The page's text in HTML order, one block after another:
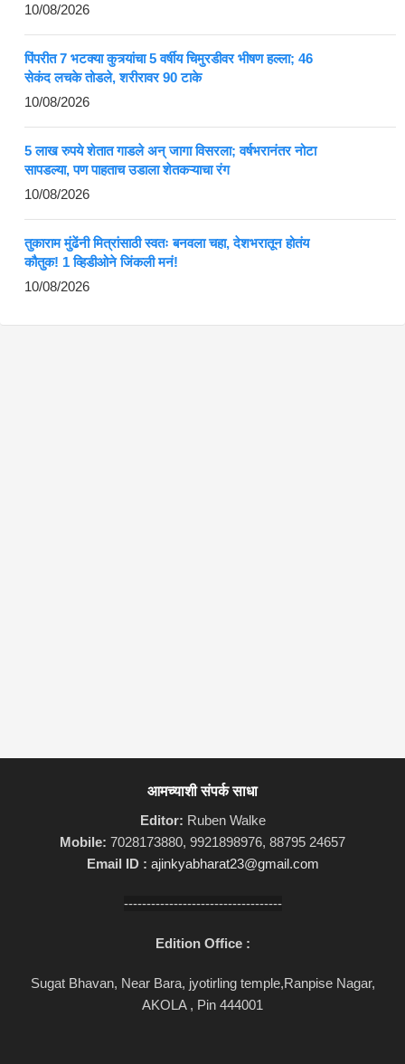
10/08/2026
पिंपरीत 7 भटक्या कुत्र्यांचा 5 वर्षीय चिमुरडीवर भीषण हल्ला; 46
सेकंद लचके तोडले, शरीरावर 90 टाके
10/08/2026
5 लाख रुपये शेतात गाडले अन् जागा विसरला; वर्षभरानंतर नोटा
सापडल्या, पण पाहताच उडाला शेतकऱ्याचा रंग
10/08/2026
तुकाराम मुंढेंनी मित्रांसाठी स्वतः बनवला चहा, देशभरातून होतंय
कौतुक! 1 व्हिडीओने जिंकली मनं!
10/08/2026
आमच्याशी संपर्क साधा
Editor: Ruben Walke
Mobile: 7028173880, 9921898976, 88795 24657
Email ID : ajinkyabharat23@gmail.com
-----------------------------------
Edition Office :
Sugat Bhavan, Near Bara, jyotirling temple,Ranpise Nagar,
AKOLA , Pin 444001